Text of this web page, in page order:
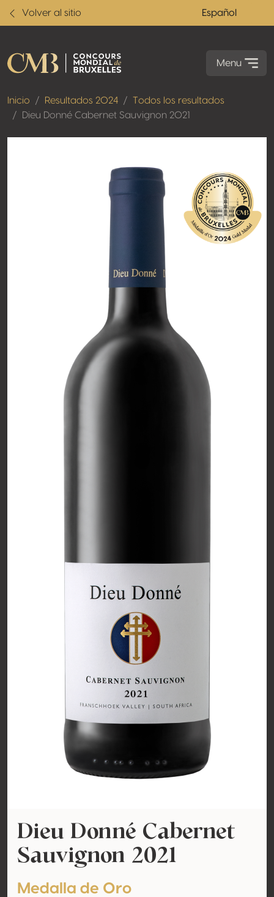
Volver al sitio Español
Menu
Inicio Resultados 2024
Todos los resultados
Dieu Donné Cabernet Sauvignon 2021
Dieu Donné Cabernet
Sauvignon 2021
Medalla de Oro